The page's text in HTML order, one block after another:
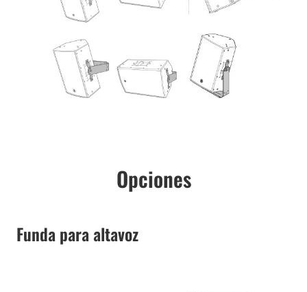
Opciones
Funda para altavoz